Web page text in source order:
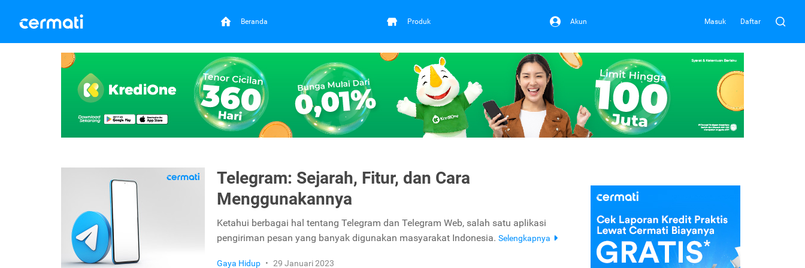
Beranda Produk Akun Masuk Daftar
Telegram: Sejarah, Fitur, dan Cara
Menggunakannya
Ketahui berbagai hal tentang Telegram dan Telegram Web, salah satu aplikasi
pengiriman pesan yang banyak digunakan masyarakat Indonesia. Selengkapnya
Gaya Hidup • 29 Januari 2023